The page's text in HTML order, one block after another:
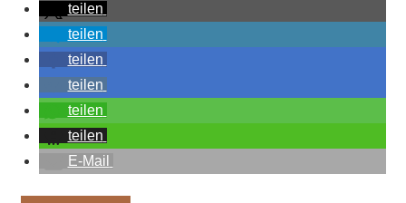
teilen
teilen
teilen
teilen
teilen
teilen
E-Mail